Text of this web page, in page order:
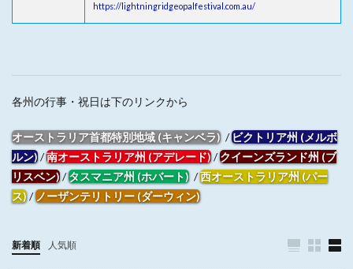
https://lightningridgeopalfestival.com.au/
各州の行事・祝日は下のリンクから
オーストラリア首都特別地域 (キャンベラ)/ビクトリア州 (メルボ
ルン)/南オーストラリア州 (アデレード)/クイーンズランド州 (ブ
リスベン)/タスマニア州 (ホバート)/西オーストラリア州 (パー
ス)/ノーザンテリトリー (ダーウィン)
新着順 人気順